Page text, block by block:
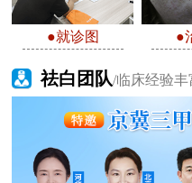
●就诊图 ●
祛白团队/临床经验丰